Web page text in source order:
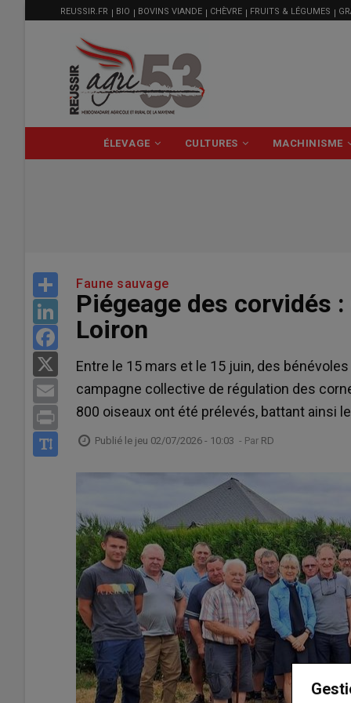
MENU
FILIÈRE
REUSSIR.FR BIO BOVINS VIANDE CHÈVRE FRUITS & LÉGUMES
PRINCIPALE
ÉLEVAGE CULTURES MACHINISME
Share
LinkedIn
Facebook
Email
Print
Faune sauvage
Piégeage des corvidés
Loiron
Entre le 15 mars et le 15 juin, des
campagne collective de régulation des
800 oiseaux ont été prélevés, battant ainsi
Publié le jeu 02/07/2026 - 10:03 - Par RD